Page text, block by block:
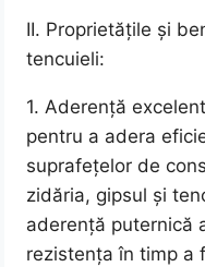
II. Proprietățile și
tencuieli:
1. Aderență
pentru a adera
suprafețelor de
zidăria, gipsul și
aderență puternică
rezistența în timp a